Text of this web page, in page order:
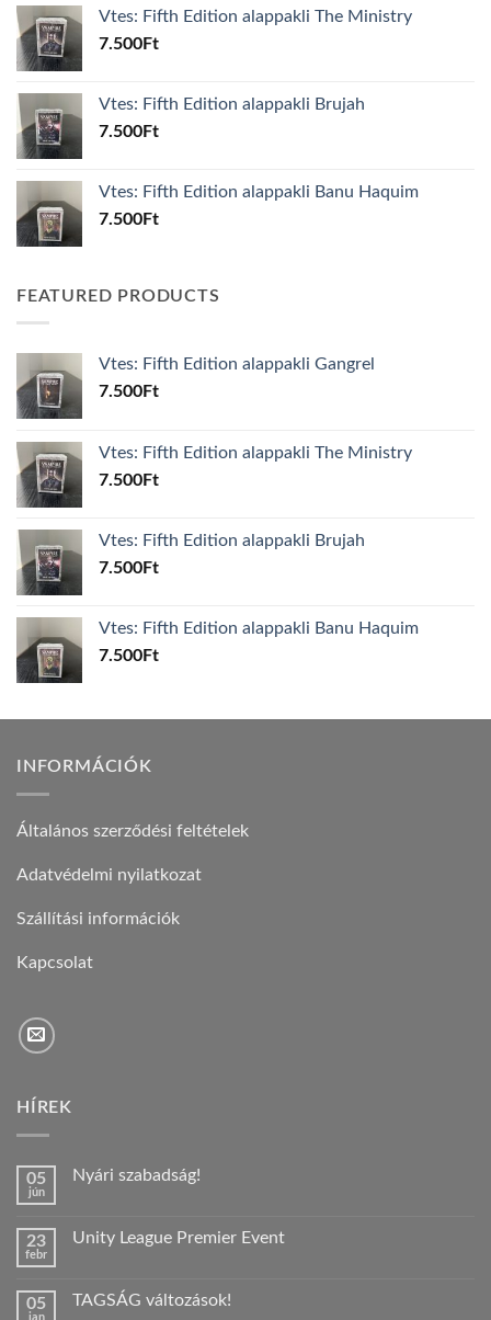
Vtes: Fifth Edition alappakli The Ministry
7.500Ft
Vtes: Fifth Edition alappakli Brujah
7.500Ft
Vtes: Fifth Edition alappakli Banu Haquim
7.500Ft
FEATURED PRODUCTS
Vtes: Fifth Edition alappakli Gangrel
7.500Ft
Vtes: Fifth Edition alappakli The Ministry
7.500Ft
Vtes: Fifth Edition alappakli Brujah
7.500Ft
Vtes: Fifth Edition alappakli Banu Haquim
7.500Ft
INFORMÁCIÓK
Általános szerződési feltételek
Adatvédelmi nyilatkozat
Szállítási információk
Kapcsolat
HÍREK
05
jún
Nyári szabadság!
Nyári
23
febr
Unity League Premier Event
Unity
05
jan
TAGSÁG változások!